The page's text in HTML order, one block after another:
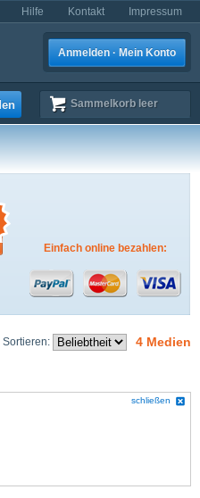
Hilfe Kontakt Impressum
Anmelden · Mein Konto
Sammelkorb leer
Einfach online bezahlen:
Sortieren: 4 Medien
schließen